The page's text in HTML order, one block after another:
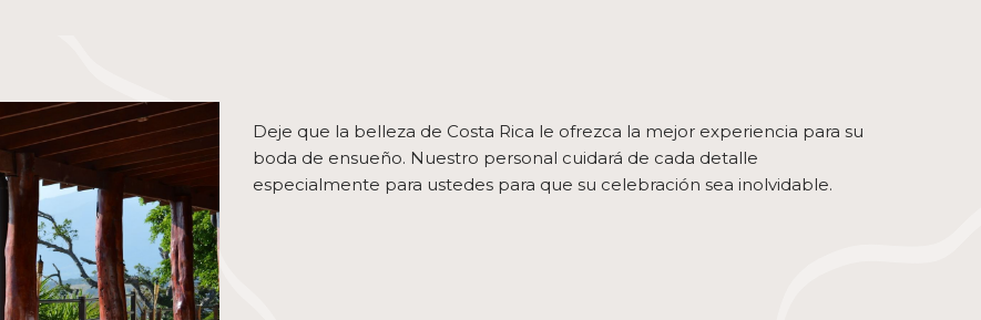
Deje que la belleza de Costa Rica le ofrezca la mejor experiencia para su
boda de ensueño. Nuestro personal cuidará de cada detalle
especialmente para ustedes para que su celebración sea inolvidable.